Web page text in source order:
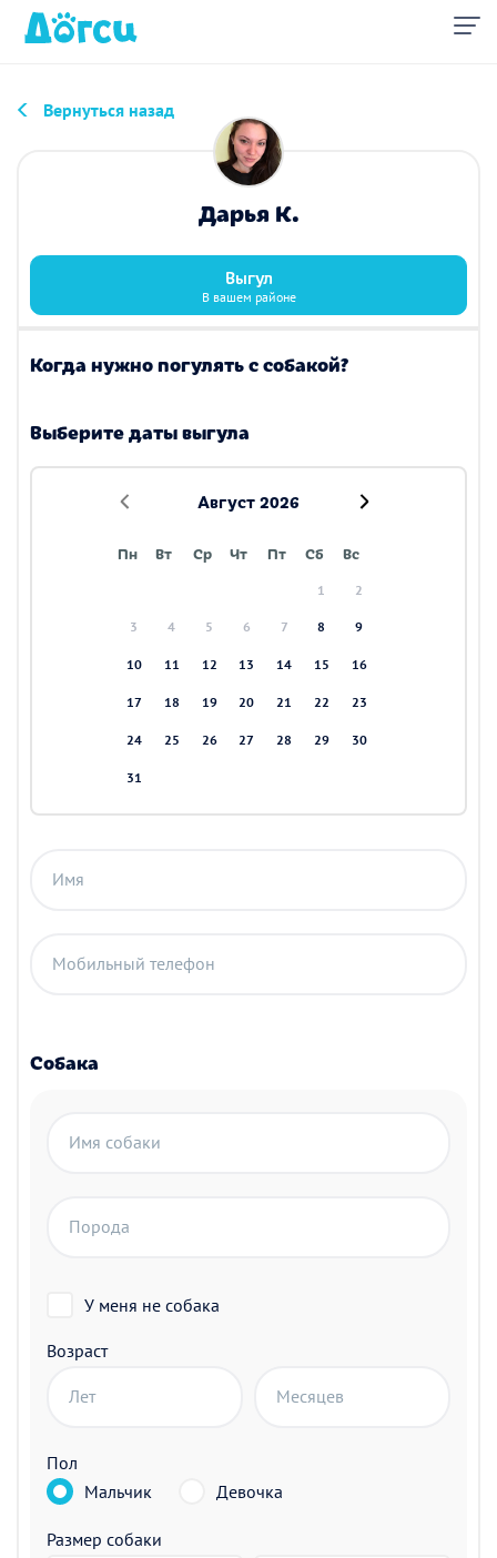
Вернуться назад
Дарья К.
Выгул
В вашем районе
Когда нужно погулять с собакой?
Выберите даты выгула
Август 2026
Пн Вт Ср Чт Пт Сб Вс
1 2
3 4 5 6 7 8 9
10 11 12 13 14 15 16
17 18 19 20 21 22 23
24 25 26 27 28 29 30
31
Имя
Мобильный телефон
Собака
Имя собаки
Порода
У меня не собака
Возраст
Лет Месяцев
Пол
Мальчик
Девочка
Размер собаки